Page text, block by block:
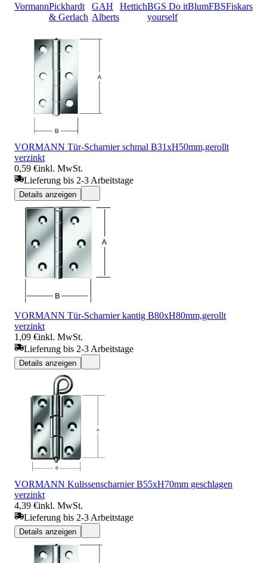
VormannPickhardt
& Gerlach
GAH
Alberts
HettichBGS Do it
yourself
BlumFBSFiskars
VORMANN Tür-Scharnier schmal B31xH50mm,gerollt
verzinkt
0,59 €inkl. MwSt.
Lieferung bis 2-3 Arbeitstage
Details anzeigen
VORMANN Tür-Scharnier kantig B80xH80mm,gerollt
verzinkt
1,09 €inkl. MwSt.
Lieferung bis 2-3 Arbeitstage
Details anzeigen
VORMANN Kulissenscharnier B55xH70mm geschlagen
verzinkt
4,39 €inkl. MwSt.
Lieferung bis 2-3 Arbeitstage
Details anzeigen